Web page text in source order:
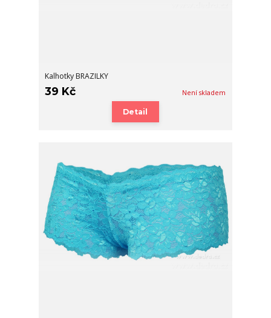
Kalhotky BRAZILKY
39 Kč Není skladem
Detail